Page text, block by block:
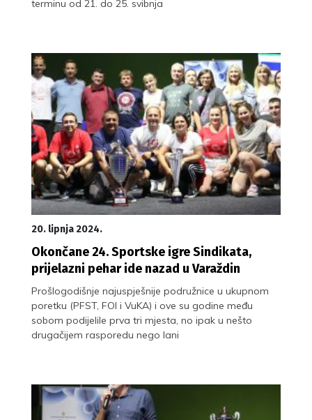
terminu od 21. do 25. svibnja
20. lipnja 2024.
Okončane 24. Sportske igre Sindikata,
prijelazni pehar ide nazad u Varaždin
Prošlogodišnje najuspješnije podružnice u ukupnom
poretku (PFST, FOI i VuKA) i ove su godine među
sobom podijelile prva tri mjesta, no ipak u nešto
drugačijem rasporedu nego lani